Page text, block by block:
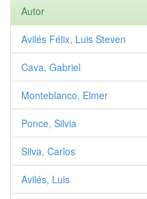
Autor
Avilés Félix, Luis Steven
Cava, Gabriel
Monteblanco, Elmer
Ponce, Silvia
Silva, Carlos
Avilés, Luis